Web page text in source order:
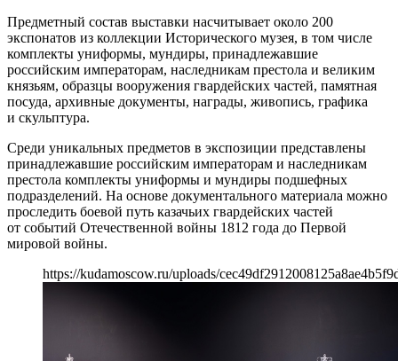
Предметный состав выставки насчитывает около 200
экспонатов из коллекции Исторического музея, в том числе
комплекты униформы, мундиры, принадлежавшие
российским императорам, наследникам престола и великим
князьям, образцы вооружения гвардейских частей, памятная
посуда, архивные документы, награды, живопись, графика
и скульптура.
Среди уникальных предметов в экспозиции представлены
принадлежавшие российским императорам и наследникам
престола комплекты униформы и мундиры подшефных
подразделений. На основе документального материала можно
проследить боевой путь казачьих гвардейских частей
от событий Отечественной войны 1812 года до Первой
мировой войны.
https://kudamoscow.ru/uploads/